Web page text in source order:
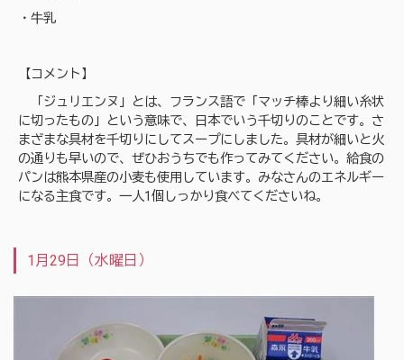
・牛乳
【コメント】
「ジュリエンヌ」とは、フランス語で「マッチ棒より細い糸状
に切ったもの」という意味で、日本でいう千切りのことです。さ
まざまな具材を千切りにしてスープにしました。具材が細いと火
の通りも早いので、ぜひおうちでも作ってみてください。給食の
パンは熊本県産の小麦も使用しています。みなさんのエネルギー
になる主食です。一人1個しっかり食べてくださいね。
1月29日（水曜日）